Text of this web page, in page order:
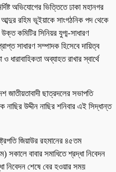
অভিযোগের ভিত্তিতে ঢাকা মহানগর
আব্দুর রহিম ভূইয়াকে সাংগঠনিক পদ থেকে
কমিটির সিনিয়র যুগ্ম-সাধারণ
সাধারণ সম্পাদক হিসেবে দায়িত্ব
অব্যাহত রাখার স্বার্থে
জাতীয়তাবাদী ছাত্রদলের সভাপতি
উদ্দীন নাছির শনিবার এই সিদ্ধান্ত
জিয়াউর রহমানের ৪৫তম
সকালে বাবার সমাধিতে শ্রদ্ধা নিবেদন
নিবেদন শেষে বের হওয়ার সময়